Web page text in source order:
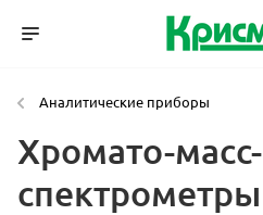
Аналитические приборы
Хромато-масс-
спектрометры